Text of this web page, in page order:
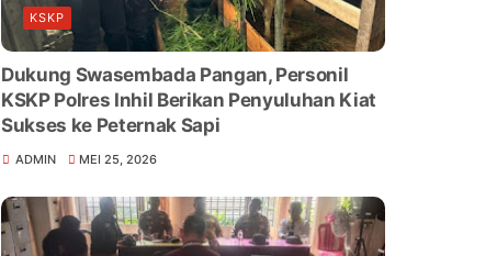
KSKP
Dukung Swasembada Pangan, Personil
KSKP Polres Inhil Berikan Penyuluhan Kiat
Sukses ke Peternak Sapi
ADMIN MEI 25, 2026